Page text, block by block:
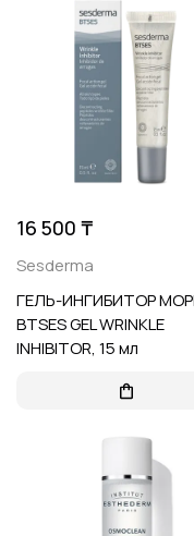
16 500 ₸
Sesderma
ГЕЛЬ-ИНГИБИТОР
BTSES GEL WRINKLE
INHIBITOR, 15 мл